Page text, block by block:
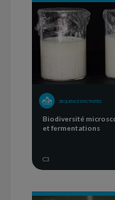
SÉQUENCE D'ACTIVITÉS
Biodiversité
et fermentations
C3